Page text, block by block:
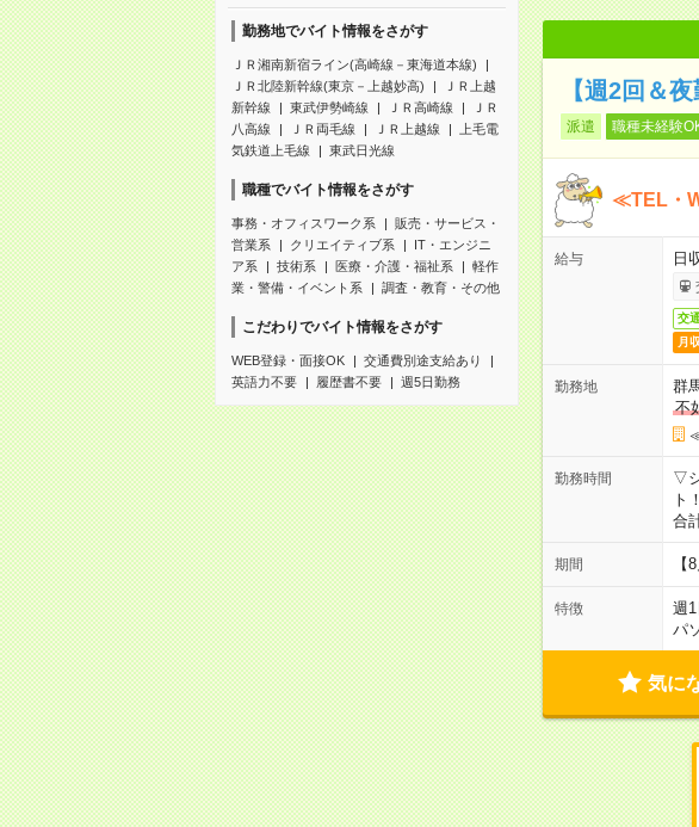
勤務地でバイト情報をさがす
ＪＲ湘南新宿ライン(高崎線－東海道本線)
ＪＲ北陸新幹線(東京－上越妙高)
ＪＲ上越
新幹線
東武伊勢崎線 ＪＲ高崎線
ＪＲ
八高線
ＪＲ両毛線 ＪＲ上越線
上毛電
気鉄道上毛線
東武日光線
職種でバイト情報をさがす
事務・オフィスワーク系
販売・サービス・
営業系
クリエイティブ系
IT・エンジニ
ア系
技術系 医療・介護・福祉系
軽作
業・警備・イベント系
調査・教育・その他
こだわりでバイト情報をさがす
WEB登録・面接OK
交通費別途支給あり
英語力不要
履歴書不要 週5日勤務
【週2回＆
派遣 職種未経験
≪TEL・
給与 日
交
月
勤務地
群
不
勤務時間
▽
ト
合
期間
特徴 週
パ
気に